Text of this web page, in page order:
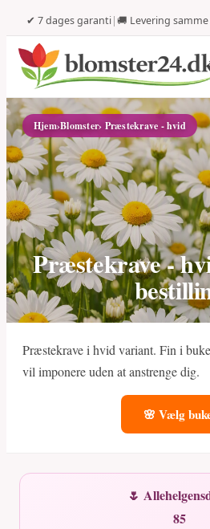
✔ 7 dages garanti|🚚 Levering
Hjem›Blomster› Præstekrave - hvid
Præstekrave -
Præstekrave i hvid variant. Fin i
vil imponere uden at anstrenge dig.
🌸 Vælg
🌷
85